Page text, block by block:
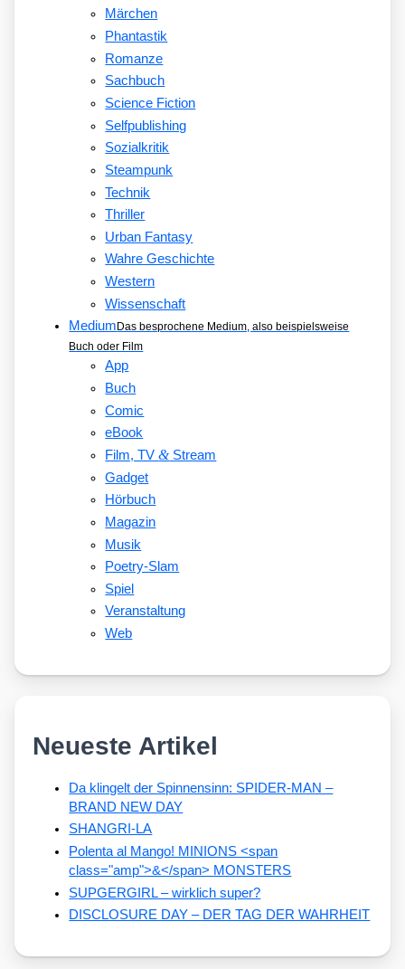
Märchen
Phantastik
Romanze
Sachbuch
Science Fiction
Selfpublishing
Sozialkritik
Steampunk
Technik
Thriller
Urban Fantasy
Wahre Geschichte
Western
Wissenschaft
Medium Das besprochene Medium, also beispielsweise
Buch oder Film
App
Buch
Comic
eBook
Film, TV&Stream
Gadget
Hörbuch
Magazin
Musik
Poetry-Slam
Spiel
Veranstaltung
Web
Neueste Artikel
Da klingelt der Spinnensinn: SPIDER-MAN –
BRAND NEW DAY
SHANGRI-LA
Polenta al Mango! MINIONS <span
class="amp">&</span> MONSTERS
SUPGERGIRL – wirklich super?
DISCLOSURE DAY – DER TAG DER WAHRHEIT